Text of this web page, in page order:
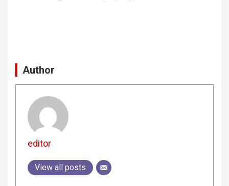
Author
editor
View all posts